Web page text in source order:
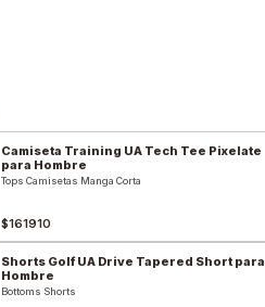
Camiseta Training UA Tech Tee Pixelate
para Hombre
Tops Camisetas Manga Corta
$161910
Shorts Golf UA Drive Tapered Short para
Hombre
Bottoms Shorts